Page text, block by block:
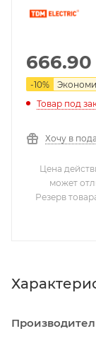
666.90
-10%
Товар под
Хочу в
Цена
может
Резерв